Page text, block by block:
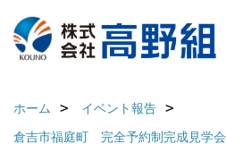
ホーム
イベント報告
倉吉市福庭町 完全予約制完成見学会